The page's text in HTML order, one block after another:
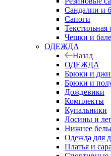
Сандалии и
Сапоги
Текстильная
Чешки и
ОДЕЖДА
Назад
ОДЕЖДА
Брюки и
Брюки и
Дождевики
Комплекты
Купальники
Лосины и
Нижнее
Одежда для
Платья и